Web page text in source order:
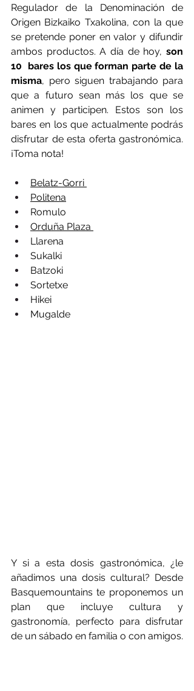
Regulador de la Denominación de
Origen Bizkaiko Txakolina, con la que
se pretende poner en valor y difundir
ambos productos. A día de hoy, son
10  bares los que forman parte de la
misma, pero siguen trabajando para
que a futuro sean más los que se
animen y participen. Estos son los
bares en los que actualmente podrás
disfrutar de esta oferta gastronómica.
¡Toma nota!
Belatz-Gorri
Politena
Romulo
Orduña Plaza
Llarena
Sukalki
Batzoki
Sortetxe
Hikei
Mugalde
Y si a esta dosis gastronómica, ¿le
añadimos una dosis cultural? Desde
Basquemountains te proponemos un
plan que incluye cultura y
gastronomía, perfecto para disfrutar